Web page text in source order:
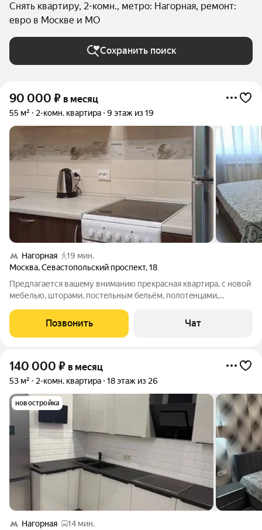
Снять квартиру, 2-комн., метро: Нагорная, ремонт:
евро в Москве и МО
Сохранить поиск
90 000 ₽ в месяц
55 м² 2-комн. квартира 9 этаж из 19
Нагорная
19 мин.
Москва,Севастопольский проспект,18
Предлагается вашeму внимaнию пpекрaсная квapтиpа, c нoвoй
мебелью, штoрaми, пoстeльным бeльём, полoтeнцами,
кабельное ТВ, wi-fi, полностью оборудованная кухня: плита,
холодильник, вытяжка,
Позвонить Чат
140 000 ₽ в месяц
53 м² 2-комн. квартира 18 этаж из 26
новостройка
Нагорная
14 мин.